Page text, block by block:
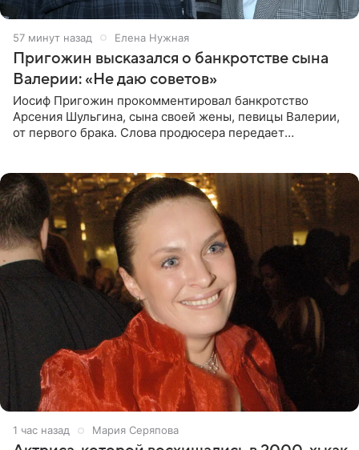
57 минут назад Елена Нужная
Пригожин высказался о банкротстве сына
Валерии: «Не даю советов»
Иосиф Пригожин прокомментировал банкротство
Арсения Шульгина, сына своей жены, певицы Валерии,
от первого брака. Слова продюсера передает
1 час назад Мария Серяпова